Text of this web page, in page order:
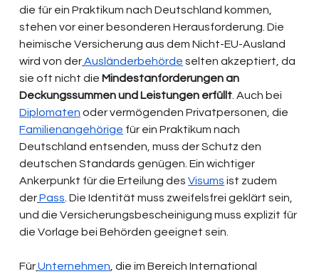
die für ein Praktikum nach Deutschland kommen,
stehen vor einer besonderen Herausforderung. Die
heimische Versicherung aus dem Nicht-EU-Ausland
wird von derAusländerbehörde selten akzeptiert, da
sie oft nicht die Mindestanforderungen an
Deckungssummen und Leistungen erfüllt . Auch bei
Diplomaten oder vermögenden Privatpersonen, die
Familienangehörige für ein Praktikum nach
Deutschland entsenden, muss der Schutz den
deutschen Standards genügen. Ein wichtiger
Ankerpunkt für die Erteilung des Visums ist zudem
derPass . Die Identität muss zweifelsfrei geklärt sein,
und die Versicherungsbescheinigung muss explizit für
die Vorlage bei Behörden geeignet sein.
FürUnternehmen , die im Bereich International